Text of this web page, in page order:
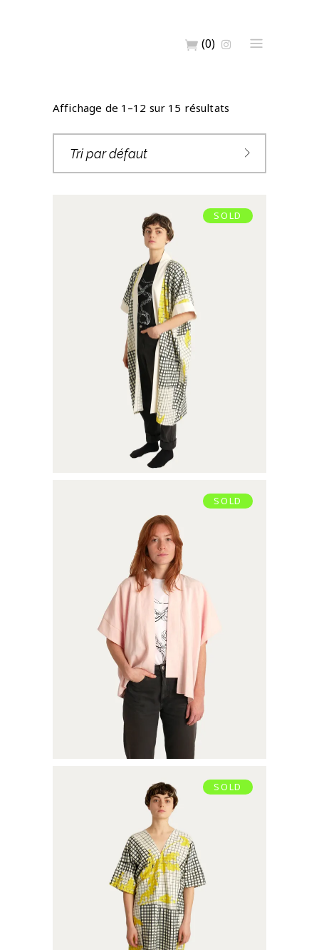
(0)
Affichage de 1–12 sur 15 résultats
Tri par défaut
SOLD
KIMONO
€135,00
SOLD
KIMONO COURT
115,00
SOLD
CAFTAN
€99,00